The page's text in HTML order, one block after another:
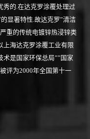
秀的.在达克罗涂覆处理过
显著特性.故达克罗”清洁
重的传统电镀锌热浸锌类
上海达克罗涂覆工业有限
是国家环保总局””国家
评为2000年全国第十一